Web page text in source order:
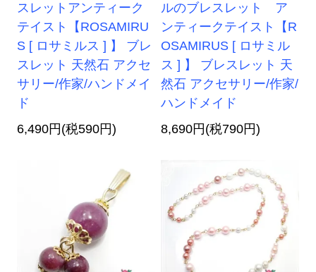
スレットアンティーク
テイスト【ROSAMIRU
S [ ロサミルス ] 】 ブレ
スレット 天然石 アクセ
サリー/作家/ハンドメイ
ド
6,490円(税590円)
ルのブレスレット ア
ンティークテイスト【R
OSAMIRUS [ ロサミル
ス ] 】 ブレスレット 天
然石 アクセサリー/作家/
ハンドメイド
8,690円(税790円)